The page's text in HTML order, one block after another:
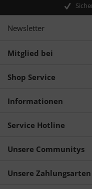
Newsletter
Mitglied bei
Shop Service
Informationen
Service Hotline
Unsere Communitys
Unsere Zahlungsarten